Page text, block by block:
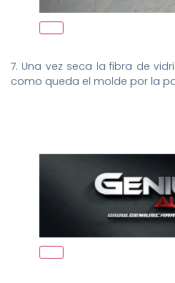
7. Una vez seca la fibra de
como queda el molde por la